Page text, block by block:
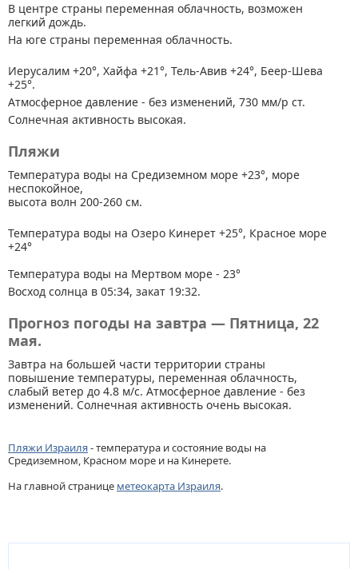
В центре страны переменная облачность, возможен
легкий дождь.
На юге страны переменная облачность.
Иерусалим +20°, Хайфа +21°, Тель-Авив +24°, Беер-Шева
+25°.
Атмосферное давление - без изменений, 730 мм/р ст.
Солнечная активность высокая.
Пляжи
Температура воды на Средиземном море +23°, море
неспокойное,
высота волн 200-260 см.
Температура воды на Озеро Кинерет +25°, Красное море
+24°
Температура воды на Мертвом море - 23°
Восход солнца в 05:34, закат 19:32.
Прогноз погоды на завтра — Пятница, 22
мая.
Завтра на большей части территории страны
повышение температуры, переменная облачность,
слабый ветер до 4.8 м/с. Атмосферное давление - без
изменений. Солнечная активность очень высокая.
Пляжи Израиля- температура и состояние воды на
Средиземном, Красном море и на Кинерете.
На главной странице метеокарта Израиля.